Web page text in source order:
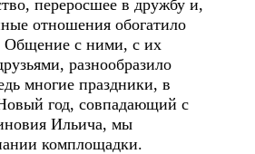
переросшее в дружбу и,
отношения обогатило
с ними, с их
разнообразило
многие праздники, в
год, совпадающий с
Ильича, мы
комплощадки.